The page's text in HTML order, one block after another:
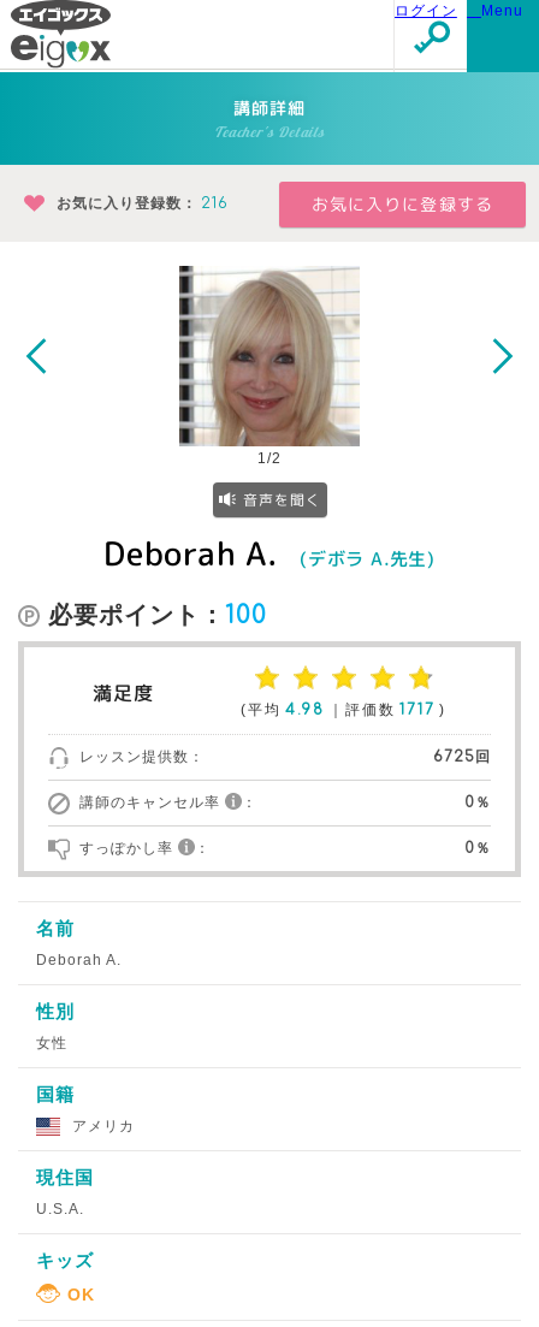
Menu
ログイン
講師詳細
Teacher's Details
1/2
音声を聞く
Deborah A. (デボラ A.先生)
必要ポイント： 100
満足度
(平均 4.98 ｜評価数 1717 )
レッスン提供数： 6725回
講師のキャンセル率 ： 0％
すっぽかし率 ： 0％
お気に入り登録数： 216
名前
Deborah A.
性別
女性
国籍
アメリカ
現住国
U.S.A.
キッズ